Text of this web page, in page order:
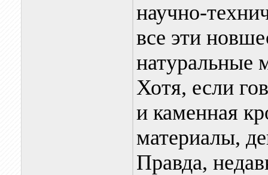
научно-
все эти
натуральные
Хотя, если
и каменная
материалы,
Правда,